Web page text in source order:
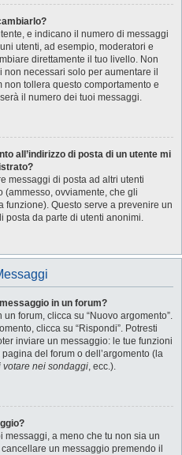
e indicano il numero di messaggi
utenti, ad esempio, moderatori e
direttamente il tuo livello. Non
necessari solo per aumentare il
tollera questo comportamento e
il numero dei tuoi messaggi.
all’indirizzo di posta di un utente mi
messaggi di posta ad altri utenti
ovviamente, che gli
Questo serve a prevenire un
posta da parte di utenti anonimi.
in un forum?
forum, clicca su “Nuovo argomento”.
clicca su “Rispondi”. Potresti
inviare un messaggio: le tue funzioni
del forum o dell’argomento (la
votare nei sondaggi, ecc.).
messaggi, a meno che tu non sia un
un messaggio premendo il